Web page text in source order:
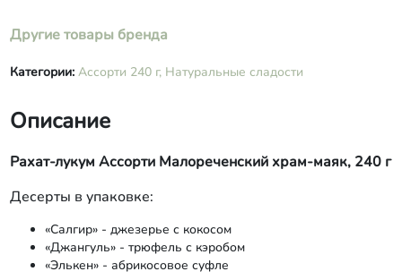
колючелистник, агар-агар
Другие товары бренда
Категории: Ассорти 240 г, Натуральные сладости
Описание
Рахат-лукум Ассорти Малореченский храм-маяк, 240 г
Десерты в упаковке:
«Салгир» - джезерье с кокосом
«Джангуль» - трюфель с кэробом
«Элькен» - абрикосовое суфле